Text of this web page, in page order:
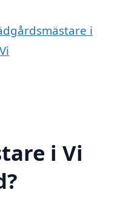
i
i Vi